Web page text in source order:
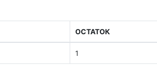
ОСТАТОК
1